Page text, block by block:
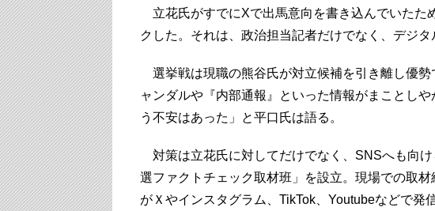
立花氏がすでにXで出馬意向を書き込んでいたた
クした。それは、政治担当記者だけでなく、デジタ
選挙戦は現職の熊谷氏が対立候補を引き離し優勢
ャンダルや『内部通報』といった情報がまことし
う不安はあった」と平口氏は語る。
対策は立花氏に対してだけでなく、SNSへも向
選ファクトチェック取材班」を設立。現場での取
がＸやインスタグラム、TikTok、Youtubeなどで発